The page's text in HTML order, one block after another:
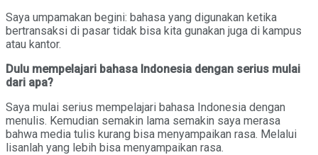
Saya umpamakan begini: bahasa yang digunakan ketika
bertransaksi di pasar tidak bisa kita gunakan juga di kampus
atau kantor.
Dulu mempelajari bahasa Indonesia dengan serius mulai
dari apa?
Saya mulai serius mempelajari bahasa Indonesia dengan
menulis. Kemudian semakin lama semakin saya merasa
bahwa media tulis kurang bisa menyampaikan rasa. Melalui
lisanlah yang lebih bisa menyampaikan rasa.